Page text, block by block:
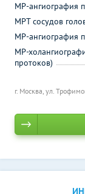
г. Москва, ул.
МР-ангиография
МРТ сосудов
МР-ангиография
МР-
протоков)